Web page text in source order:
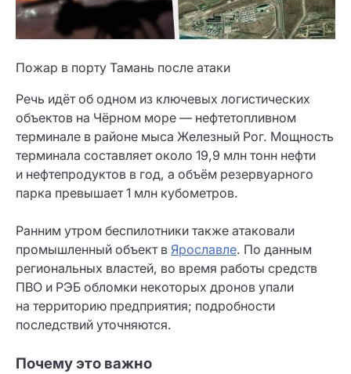
Пожар в порту Тамань после атаки
Речь идёт об одном из ключевых логистических
объектов на Чёрном море — нефтетопливном
терминале в районе мыса Железный Рог. Мощность
терминала составляет около 19,9 млн тонн нефти
и нефтепродуктов в год, а объём резервуарного
парка превышает 1 млн кубометров.
Ранним утром беспилотники также атаковали
промышленный объект в Ярославле. По данным
региональных властей, во время работы средств
ПВО и РЭБ обломки некоторых дронов упали
на территорию предприятия; подробности
последствий уточняются.
Почему это важно